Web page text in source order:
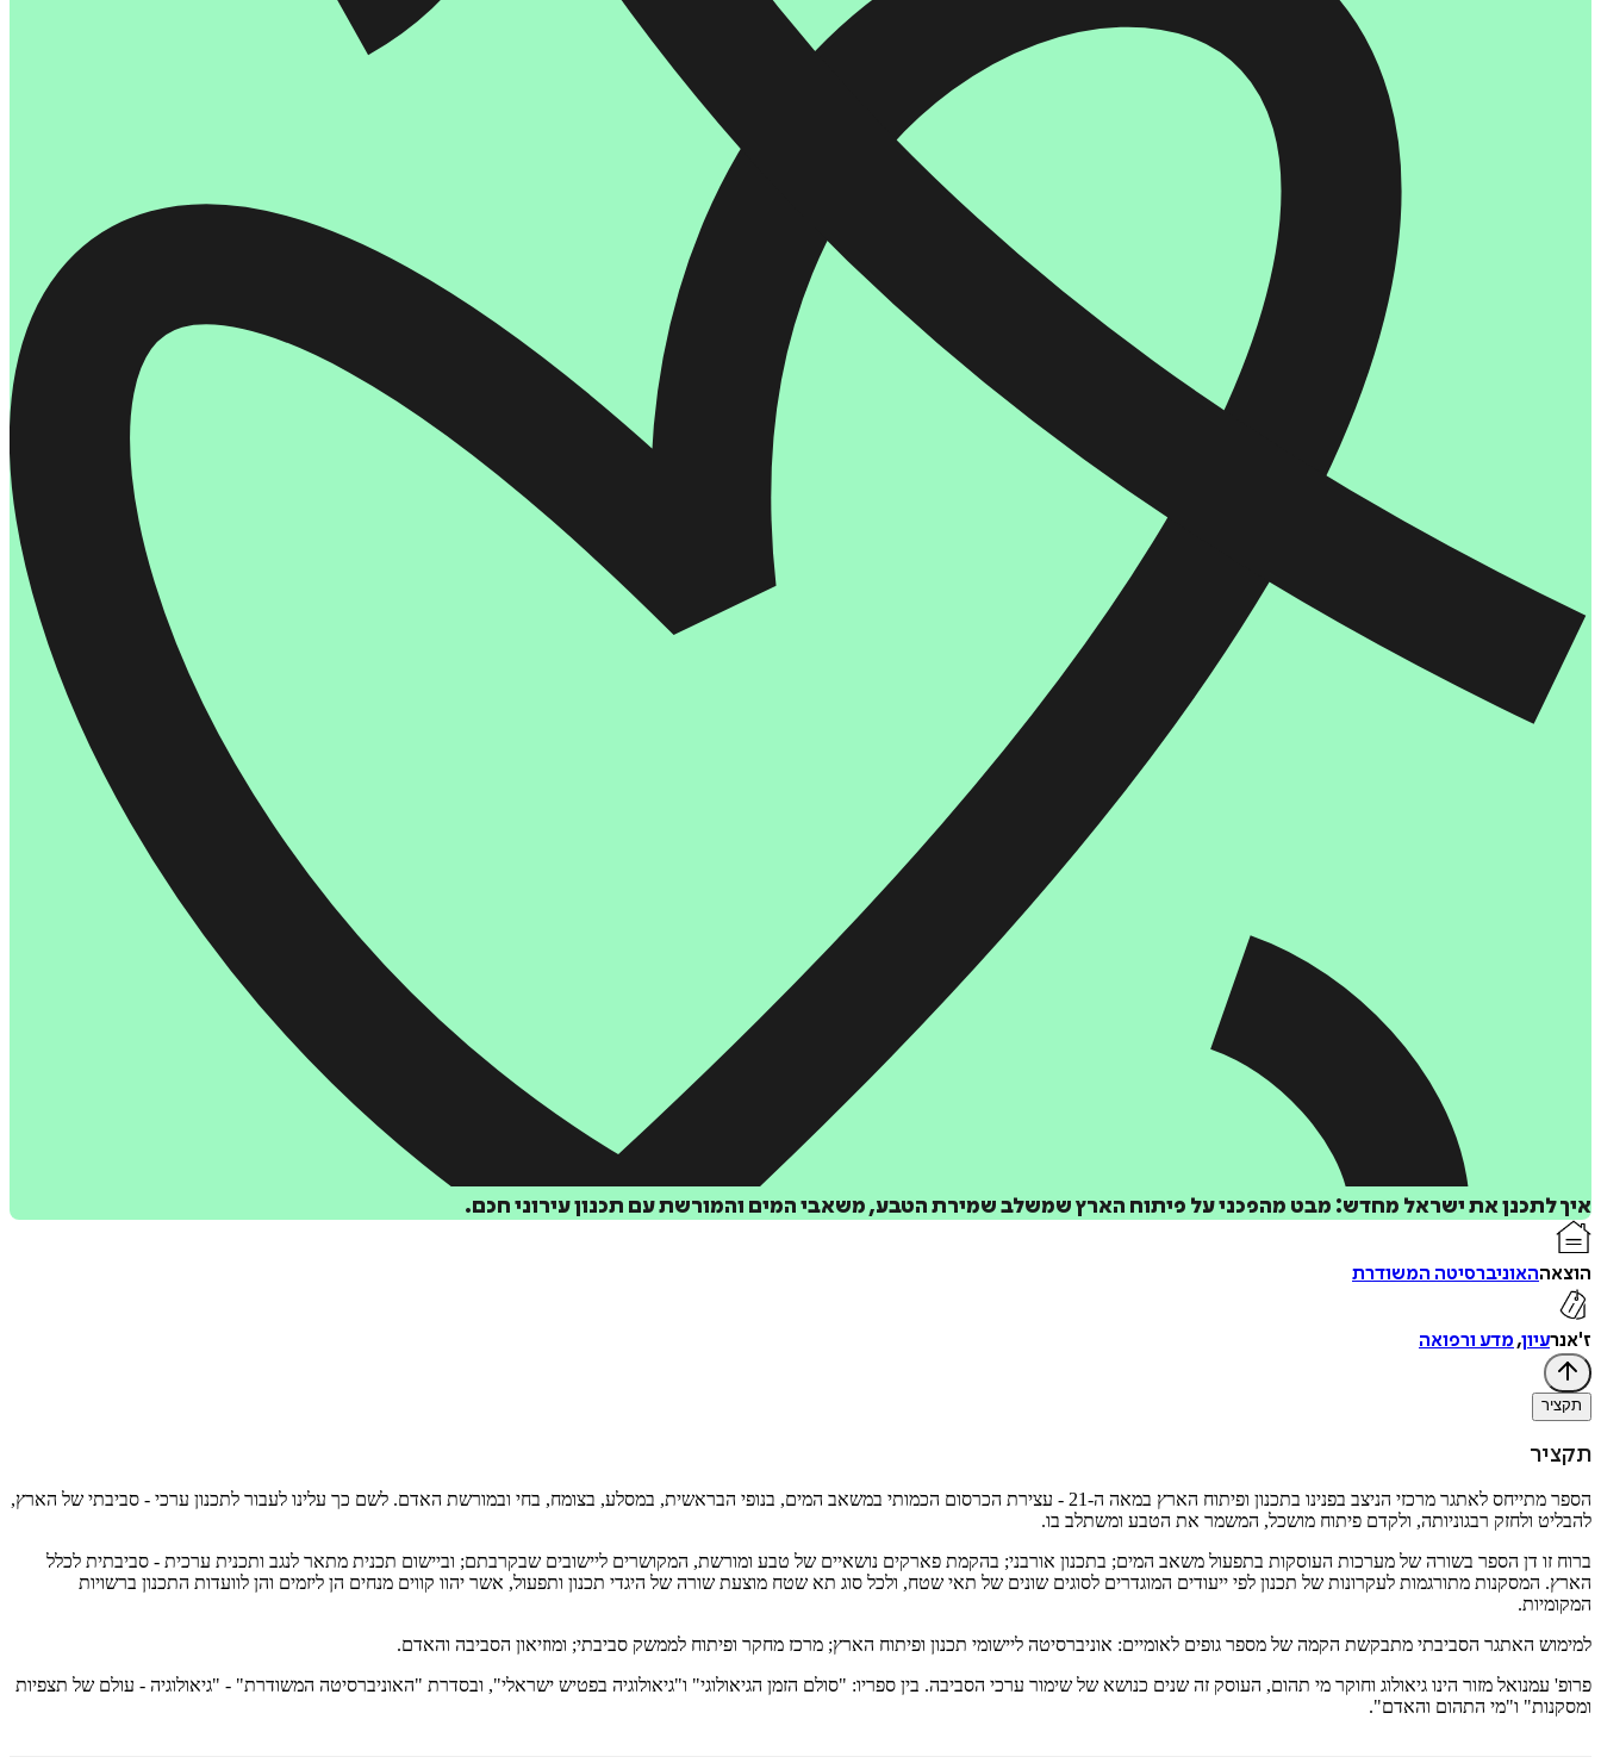
איזה פורמט בא לך?
מודפס
איך לתכנן את ישראל מחדש: מבט מהפכני על פיתוח הארץ שמשלב שמירת הטבע, משאבי המים והמורשת עם תכנון עירוני חכם.
הוצאההאוניברסיטה המשודרת
ז'אנרעיון,מדע ורפואה
תקציר
תקציר
הספר מתייחס לאתגר מרכזי הניצב בפנינו בתכנון ופיתוח הארץ במאה ה-21 - עצירת הכרסום הכמותי במשאב המים, בנופי הבראשית, במסלע, בצומח, בחי ובמורשת האדם. לשם כך עלינו לעבור לתכנון ערכי - סביבתי של הארץ,
להבליט ולחזק רבגוניותה, ולקדם פיתוח מושכל, המשמר את הטבע ומשתלב בו.
ברוח זו דן הספר בשורה של מערכות העוסקות בתפעול משאב המים; בתכנון אורבני; בהקמת פארקים נושאיים של טבע ומורשת, המקושרים ליישובים שבקרבתם; וביישום תכנית מתאר לנגב ותכנית ערכית - סביבתית לכלל
הארץ. המסקנות מתורגמות לעקרונות של תכנון לפי ייעודים המוגדרים לסוגים שונים של תאי שטח, ולכל סוג תא שטח מוצעת שורה של היגדי תכנון ותפעול, אשר יהוו קווים מנחים הן ליזמים והן לוועדות התכנון ברשויות
המקומיות.
למימוש האתגר הסביבתי מתבקשת הקמה של מספר גופים לאומיים: אוניברסיטה ליישומי תכנון ופיתוח הארץ; מרכז מחקר ופיתוח לממשק סביבתי; ומוזיאון הסביבה והאדם.
פרופ' עמנואל מזור הינו גיאולוג וחוקר מי תהום, העוסק זה שנים כנושא של שימור ערכי הסביבה. בין ספריו: "סולם הזמן הגיאולוגי" ו"גיאולוגיה בפטיש ישראלי", ובסדרת "האוניברסיטה המשודרת" - "גיאולוגיה - עולם של תצפיות
ומסקנות" ו"מי התהום והאדם".